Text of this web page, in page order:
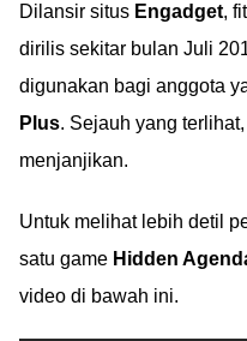
Dilansir situs Engadget,
dirilis sekitar bulan Juli
digunakan bagi anggota
Plus. Sejauh yang
menjanjikan.
Untuk melihat lebih detil
satu game Hidden
video di bawah ini.